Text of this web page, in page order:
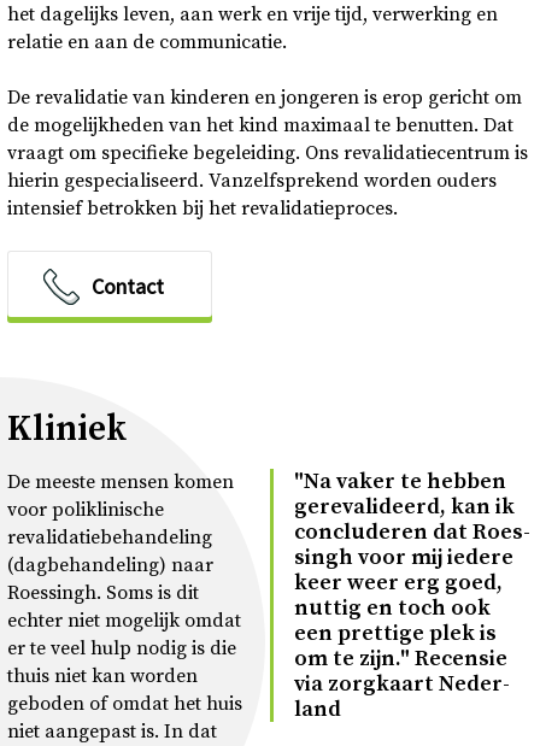
het dagelijks leven, aan werk en vrije tijd, verwerking en
relatie en aan de communicatie.
De revalidatie van kinderen en jongeren is erop gericht om
de mogelijkheden van het kind maximaal te benutten. Dat
vraagt om specifieke begeleiding. Ons revalidatiecentrum is
hierin gespecialiseerd. Vanzelfsprekend worden ouders
intensief betrokken bij het revalidatieproces.
Contact
Kliniek
"Na vaker te heb­ben
ge­re­va­li­deerd, kan ik
con­clu­de­ren dat Roes­
singh voor mij ie­de­re
keer weer erg goed,
nut­tig en toch ook
een pret­ti­ge plek is
om te zijn." Re­cen­sie
via zorg­kaart Ne­der­
land
De meeste mensen komen
voor poliklinische
revalidatiebehandeling
(dagbehandeling) naar
Roessingh. Soms is dit
echter niet mogelijk omdat
er te veel hulp nodig is die
thuis niet kan worden
geboden of omdat het huis
niet aangepast is. In dat